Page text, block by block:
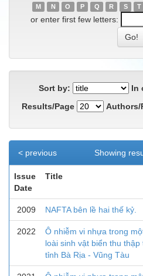
M
N O P Q R S T
or enter first few letters:
Sort by:
In
Results/Page
Authors/
Showing
< previous
Issue
Date
Title
2009 NAFTA bên lề hai thế kỷ.
2022
Ô nhiễm vi nhựa trong
loài sinh vật biển thu thập
tỉnh Bà Rịa - Vũng Tàu